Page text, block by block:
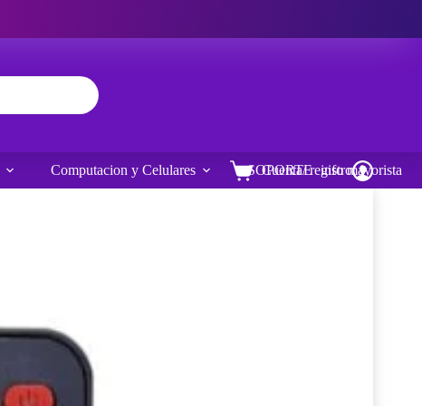
Computacion y Celulares SOPORTE info mayorista
Carro
de
Cuenta/ registro